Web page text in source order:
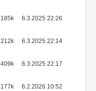
185k 6.3.2025 22:26
212k 6.3.2025 22:14
409k 6.3.2025 22:17
177k 6.2.2026 10:52